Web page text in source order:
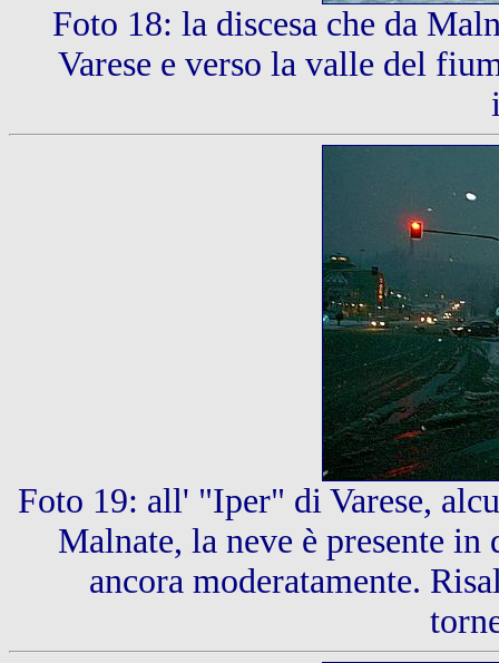
Foto 18: la discesa che da
Varese e verso la valle del
Foto 19: all' "Iper" di Varese,
Malnate, la neve è presente
ancora moderatamente.